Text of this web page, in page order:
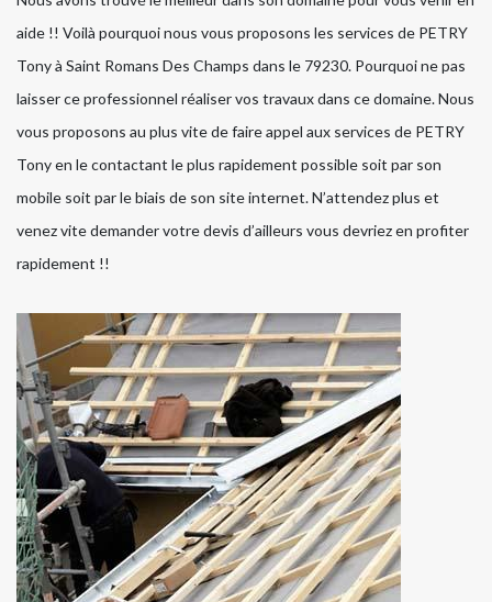
aide !! Voilà pourquoi nous vous proposons les services de PETRY
Tony à Saint Romans Des Champs dans le 79230. Pourquoi ne pas
laisser ce professionnel réaliser vos travaux dans ce domaine. Nous
vous proposons au plus vite de faire appel aux services de PETRY
Tony en le contactant le plus rapidement possible soit par son
mobile soit par le biais de son site internet. N’attendez plus et
venez vite demander votre devis d’ailleurs vous devriez en profiter
rapidement !!